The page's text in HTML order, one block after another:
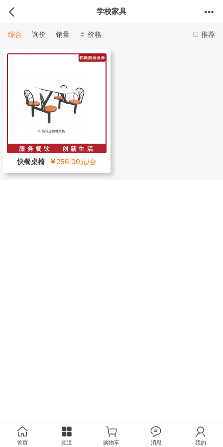
学校家具
推荐
综合 询价 销量 价格
快餐桌椅 ￥256.00元/台
首页 频道 购物车 消息 我的